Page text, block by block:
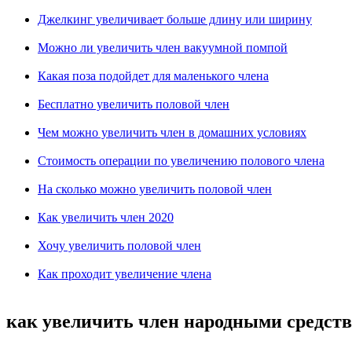
Джелкинг увеличивает больше длину или ширину
Можно ли увеличить член вакуумной помпой
Какая поза подойдет для маленького члена
Бесплатно увеличить половой член
Чем можно увеличить член в домашних условиях
Стоимость операции по увеличению полового члена
На сколько можно увеличить половой член
Как увеличить член 2020
Хочу увеличить половой член
Как проходит увеличение члена
как увеличить член народными